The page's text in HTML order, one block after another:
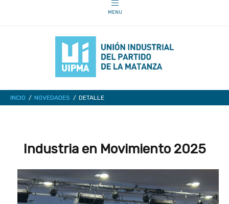
INCIO NOVEDADES DETALLE
Industria en Movimiento 2025